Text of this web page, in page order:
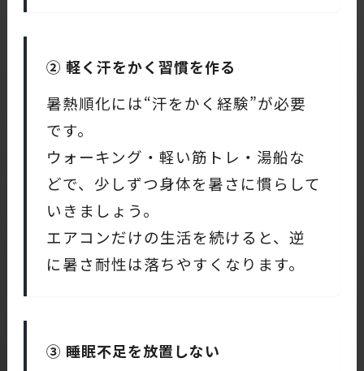
② 軽く汗をかく習慣を作る
暑熱順化には“汗をかく経験”が必要
です。
ウォーキング・軽い筋トレ・湯船な
どで、少しずつ身体を暑さに慣らして
いきましょう。
エアコンだけの生活を続けると、逆
に暑さ耐性は落ちやすくなります。
③ 睡眠不足を放置しない